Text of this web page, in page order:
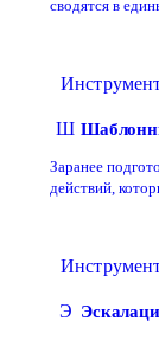
сводятся в
Ш
Заранее
действий,
Э